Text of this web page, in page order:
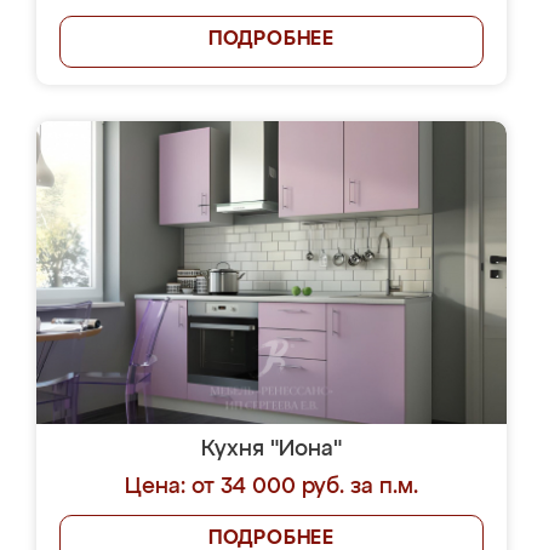
ПОДРОБНЕЕ
Кухня "Иона"
Цена: от 34 000 руб. за п.м.
ПОДРОБНЕЕ